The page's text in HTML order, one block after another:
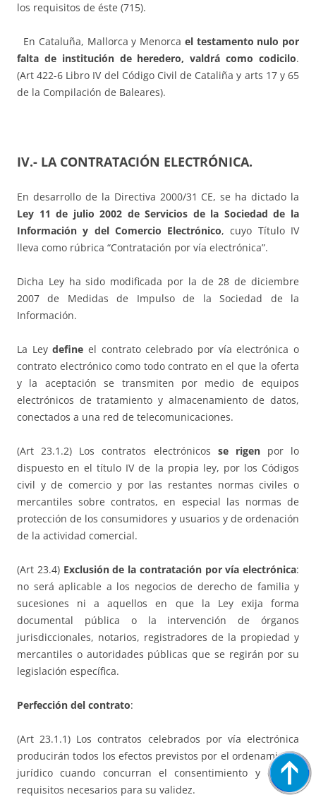
los requisitos de éste (715).
En Cataluña, Mallorca y Menorca el testamento nulo por
falta de institución de heredero, valdrácomo codicilo.
(Art 422-6 Libro IV del Código Civil de Cataliña y arts 17 y 65
de la Compilación de Baleares).
IV.- LA CONTRATACIÓN ELECTRÓNICA.
En desarrollo de la Directiva 2000/31 CE, se ha dictado la
Ley 11 de julio 2002 de Servicios de la Sociedad de la
Información y del Comercio Electrónico, cuyo Título IV
lleva como rúbrica “Contratación por vía electrónica”.
Dicha Ley ha sido modificada por la de 28 de diciembre
2007 de Medidas de Impulso de la Sociedad de la
Información.
La Leydefine el contrato celebrado por vía electrónica o
contrato electrónico como todo contrato en el que la oferta
y la aceptación se transmiten por medio de equipos
electrónicos de tratamiento y almacenamiento de datos,
conectados a una red de telecomunicaciones.
(Art 23.1.2) Los contratos electrónicos se rigenpor lo
dispuesto en el título IV de la propia ley, por los Códigos
civil y de comercio y por las restantes normas civiles o
mercantiles sobre contratos, en especial las normas de
protección de los consumidores y usuarios y de ordenación
de la actividad comercial.
(Art 23.4) Exclusión de la contratación por vía electrónica:
no será aplicable a los negocios de derecho de familia y
sucesiones ni a aquellos en que la Ley exija forma
documental pública o la intervención de órganos
jurisdiccionales, notarios, registradores de la propiedad y
mercantiles o autoridades públicas que se regirán por su
legislación específica.
Perfección del contrato:
(Art 23.1.1) Los contratos celebrados por vía electrónica
producirán todos los efectos previstos por el ordenamiento
jurídico cuando concurran el consentimiento y demás
requisitos necesarios para su validez.